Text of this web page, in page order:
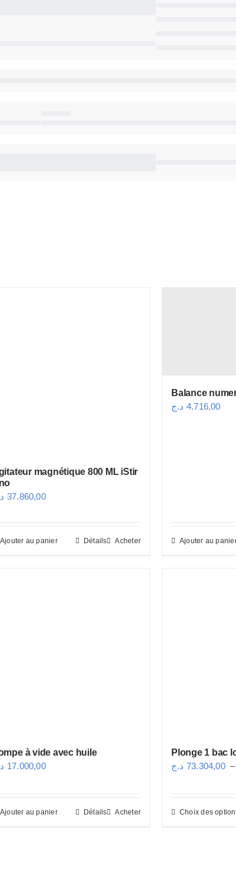
magnétique 800 ML iStir
37.860,00
Ajouter au panier Acheter
Détails
Balance
4.716,00 د.ج
Ajouter au
à vide avec huile
17.000,00
Ajouter au panier Acheter
Détails
Plonge 1 bac
73.304,00 د.ج –
Choix des